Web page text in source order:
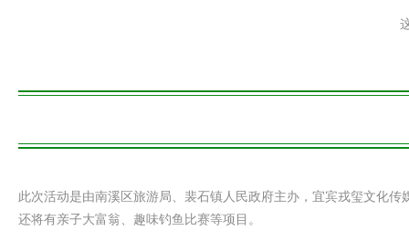
此次活动是由南溪区旅游局、裴石镇人民政府主办，宜宾戎玺文化传
还将有亲子大富翁、趣味钓鱼比赛等项目。